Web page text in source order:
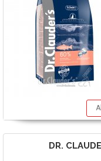
DR.